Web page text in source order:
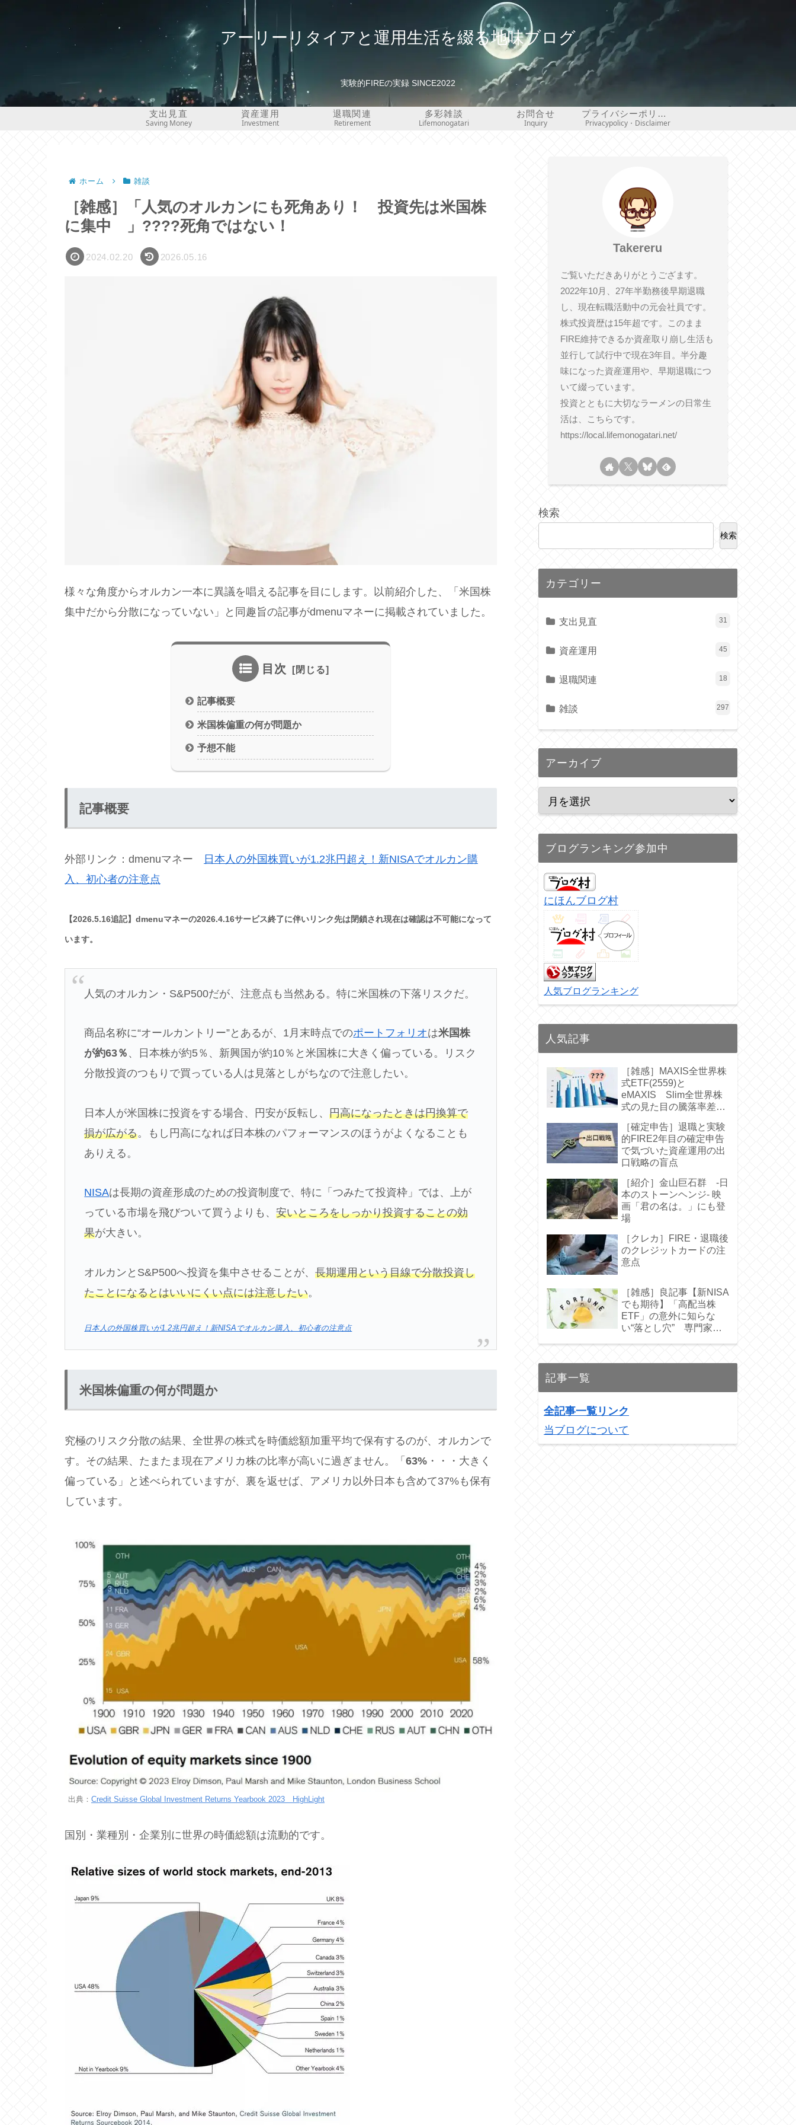
アーリーリタイアと運用生活を綴る地味ブログ
実験的FIREの実録 SINCE2022
支出見直
Saving Money
資産運用
Investment
退職関連
Retirement
多彩雑談
Lifemonogatari
お問合せ
Inquiry
プライバシーポリシー・免責事項
Privacypolicy・Disclaimer
ホーム 雑談
［雑感］「人気のオルカンにも死角あり！ 投資先は米国株
に集中 」????死角ではない！
2024.02.20 2026.05.16
様々な角度からオルカン一本に異議を唱える記事を目にします。以前紹介した、「米国株
集中だから分散になっていない」と同趣旨の記事がdmenuマネーに掲載されていました。
目次
記事概要
米国株偏重の何が問題か
予想不能
記事概要
外部リンク：dmenuマネー
日本人の外国株買いが1.2兆円超え！新NISAでオルカン購
入、初心者の注意点
【2026.5.16追記】dmenuマネーの2026.4.16サービス終了に伴いリンク先は閉鎖され現在は確認は不可能になって
います。
人気のオルカン・S&P500だが、注意点も当然ある。特に米国株の下落リスクだ。
商品名称に“オールカントリー”とあるが、1月末時点でのポートフォリオは米国株
が約63％ 、日本株が約5％、新興国が約10％と米国株に大きく偏っている。リスク
分散投資のつもりで買っている人は見落としがちなので注意したい。
日本人が米国株に投資をする場合、円安が反転し、円高になったときは円換算で
損が広がる。もし円高になれば日本株のパフォーマンスのほうがよくなることも
ありえる。
NISAは長期の資産形成のための投資制度で、特に「つみたて投資枠」では、上が
っている市場を飛びついて買うよりも、安いところをしっかり投資することの効
果が大きい。
オルカンとS&P500へ投資を集中させることが、長期運用という目線で分散投資し
たことになるとはいいにくい点には注意したい。
日本人の外国株買いが1.2兆円超え！新NISAでオルカン購入、初心者の注意点
米国株偏重の何が問題か
究極のリスク分散の結果、全世界の株式を時価総額加重平均で保有するのが、オルカンで
す。その結果、たまたま現在アメリカ株の比率が高いに過ぎません。「 63% ・・・大きく
偏っている」と述べられていますが、裏を返せば、アメリカ以外日本も含めて37%も保有
しています。
出典： Credit Suisse Global Investment Returns Yearbook 2023 HighLight
国別・業種別・企業別に世界の時価総額は流動的です。
Takereru
ご覧いただきありがとうござます。
2022年10月、27年半勤務後早期退職
し、現在転職活動中の元会社員です。
株式投資歴は15年超です。このまま
FIRE維持できるか資産取り崩し生活も
並行して試行中で現在3年目。半分趣
味になった資産運用や、早期退職につ
いて綴っています。
投資とともに大切なラーメンの日常生
活は、こちらです。
https://local.lifemonogatari.net/
検索
検索
カテゴリー
支出見直 31
資産運用 45
退職関連 18
雑談 297
アーカイブ
ブログランキング参加中
にほんブログ村
人気ブログランキング
人気記事
［雑感］MAXIS全世界株
式ETF(2559)と
eMAXIS Slim全世界株
式の見た目の騰落率差に
［確定申告］退職と実験
的FIRE2年目の確定申告
で気づいた資産運用の出
口戦略の盲点
［紹介］金山巨石群 -日
本のストーンヘンジ- 映
画「君の名は。」にも登
場
［クレカ］FIRE・退職後
のクレジットカードの注
意点
［雑感］良記事【新NISA
でも期待】「高配当株
ETF」の意外に知らな
い“落とし穴” 専門家お
記事一覧
全記事一覧リンク
当ブログについて